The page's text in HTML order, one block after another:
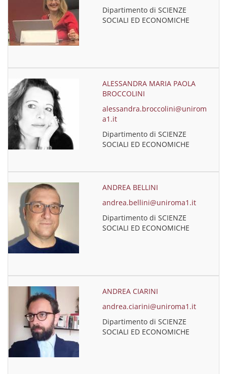
Dipartimento di SCIENZE
SOCIALI ED ECONOMICHE
ALESSANDRA MARIA PAOLA
BROCCOLINI
alessandra.broccolini@unirom
a1.it
Dipartimento di SCIENZE
SOCIALI ED ECONOMICHE
ANDREA BELLINI
andrea.bellini@uniroma1.it
Dipartimento di SCIENZE
SOCIALI ED ECONOMICHE
ANDREA CIARINI
andrea.ciarini@uniroma1.it
Dipartimento di SCIENZE
SOCIALI ED ECONOMICHE